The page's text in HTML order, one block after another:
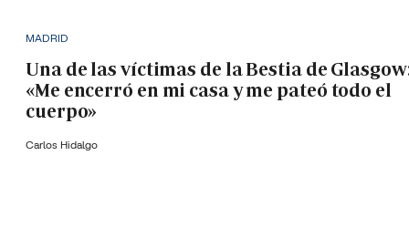
MADRID
Una de las víctimas de la Bestia de
«Me encerró en mi casa y me pateó todo el
cuerpo»
Carlos Hidalgo